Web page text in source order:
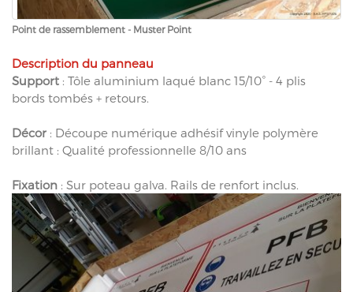
Point de rassemblement - Muster Point
Description du panneau
Support : Tôle aluminium laqué blanc 15/10° - 4 plis
bords tombés + retours.
Décor : Découpe numérique adhésif vinyle polymère
brillant : Qualité professionnelle 8/10 ans
Fixation : Sur poteau galva. Rails de renfort inclus.